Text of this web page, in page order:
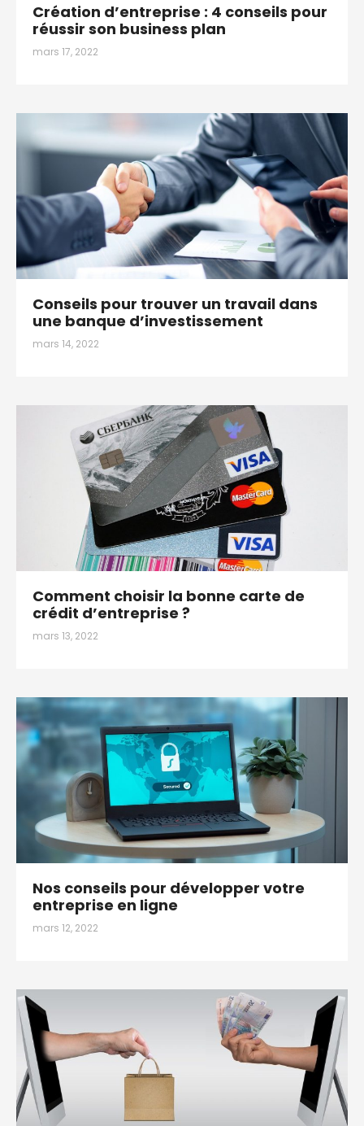
Création d’entreprise : 4 conseils pour
réussir son business plan
mars 17, 2022
Conseils pour trouver un travail dans
une banque d’investissement
mars 14, 2022
Comment choisir la bonne carte de
crédit d’entreprise ?
mars 13, 2022
Nos conseils pour développer votre
entreprise en ligne
mars 12, 2022